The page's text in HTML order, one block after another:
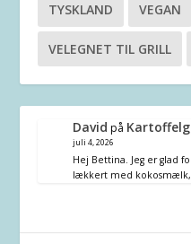
TYSKLAND VEGAN
VELEGNET TIL GRILL
David på
juli 4, 2026
Hej Bettina. Jeg er glad
lækkert med kokosmælk,